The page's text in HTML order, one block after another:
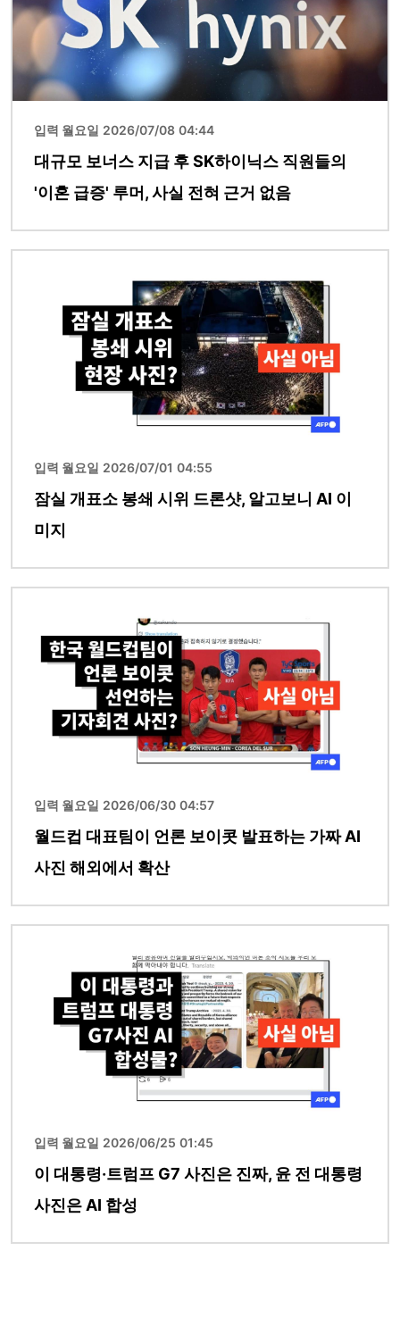
입력 월요일 2026/07/08 04:44
대규모 보너스 지급 후 SK하이닉스 직원들의
'이혼 급증' 루머, 사실 전혀 근거 없음
입력 월요일 2026/07/01 04:55
잠실 개표소 봉쇄 시위 드론샷, 알고보니 AI 이
미지
입력 월요일 2026/06/30 04:57
월드컵 대표팀이 언론 보이콧 발표하는 가짜 AI
사진 해외에서 확산
입력 월요일 2026/06/25 01:45
이 대통령·트럼프 G7 사진은 진짜, 윤 전 대통령
사진은 AI 합성